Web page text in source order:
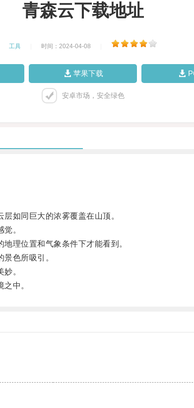
青森云下载地址
工具 时间：2024-04-08
苹果下载
安卓市场，安全绿色
如同巨大的浓雾覆盖在山顶。
。
理位置和气象条件下才能看到。
色所吸引。
。
中。